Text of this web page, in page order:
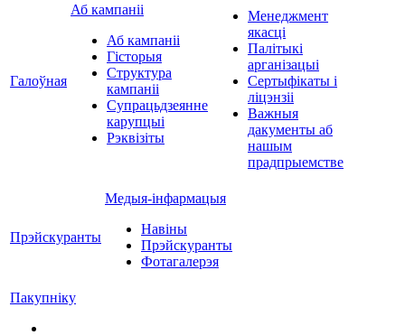
Галоўная
Аб кампаніі
Аб кампаніі
Гісторыя
Структура
кампаніі
Супрацьдзеянне
карупцыі
Рэквізіты
Менеджмент
якасці
Палітыкі
арганізацыі
Сертыфікаты і
ліцэнзіі
Важныя
дакументы аб
нашым
прадпрыемстве
Прэйскуранты
Медыя-інфармацыя
Навіны
Прэйскуранты
Фотагалерэя
Пакупніку